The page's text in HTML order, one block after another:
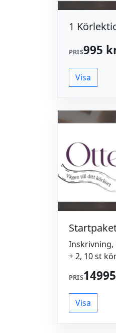
1
PRIS995
Visa
Inskrivning,
+ 2, 10 st
gärna vid
511
PRIS
Visa